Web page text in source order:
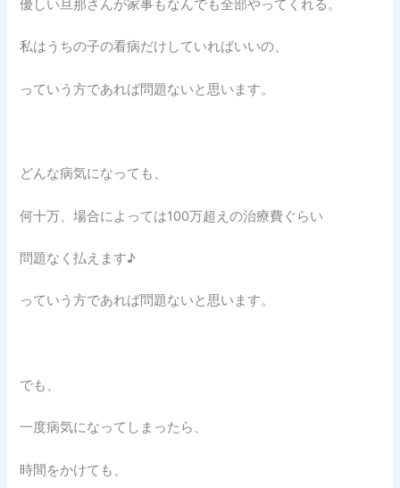
優しい旦那さんが家事もなんでも全部やってくれる。
私はうちの子の看病だけしていればいいの、
っていう方であれば問題ないと思います。
どんな病気になっても、
何十万、場合によっては100万超えの治療費ぐらい
問題なく払えます♪
っていう方であれば問題ないと思います。
でも、
一度病気になってしまったら、
時間をかけても、